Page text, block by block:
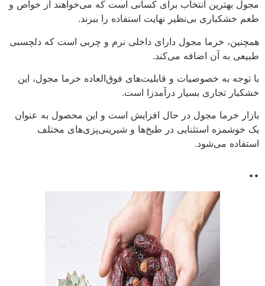
مجول بهترین انتخاب برای کسانی است که می‌خواهند از خواص و
طعم خشکباری بی‌نظیر نهایت استفاده را ببرند.
همچنین، خرما مجول دارای داخلی نرم و چربی است که دلچسبی
طبیعی به آن اضافه می‌کند.
با توجه به خصوصیات و قابلیت‌های فوق‌العاده خرما مجول، این
خشکبار تجاری بسیار درآمدزا است.
بازار خرما مجول در حال افزایش است و این محصول به عنوان
یک خوشمزه استثنایی در طبخ‌ها و شیرینی‌پزی‌های مختلف
استفاده می‌شود.
..